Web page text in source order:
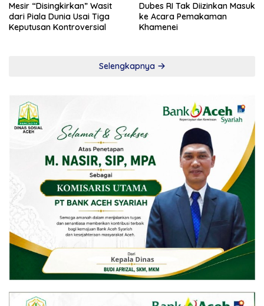
Mesir “Disingkirkan” Wasit
dari Piala Dunia Usai Tiga
Keputusan Kontroversial
Dubes RI Tak Diizinkan Masuk
ke Acara Pemakaman
Khamenei
Selengkapnya